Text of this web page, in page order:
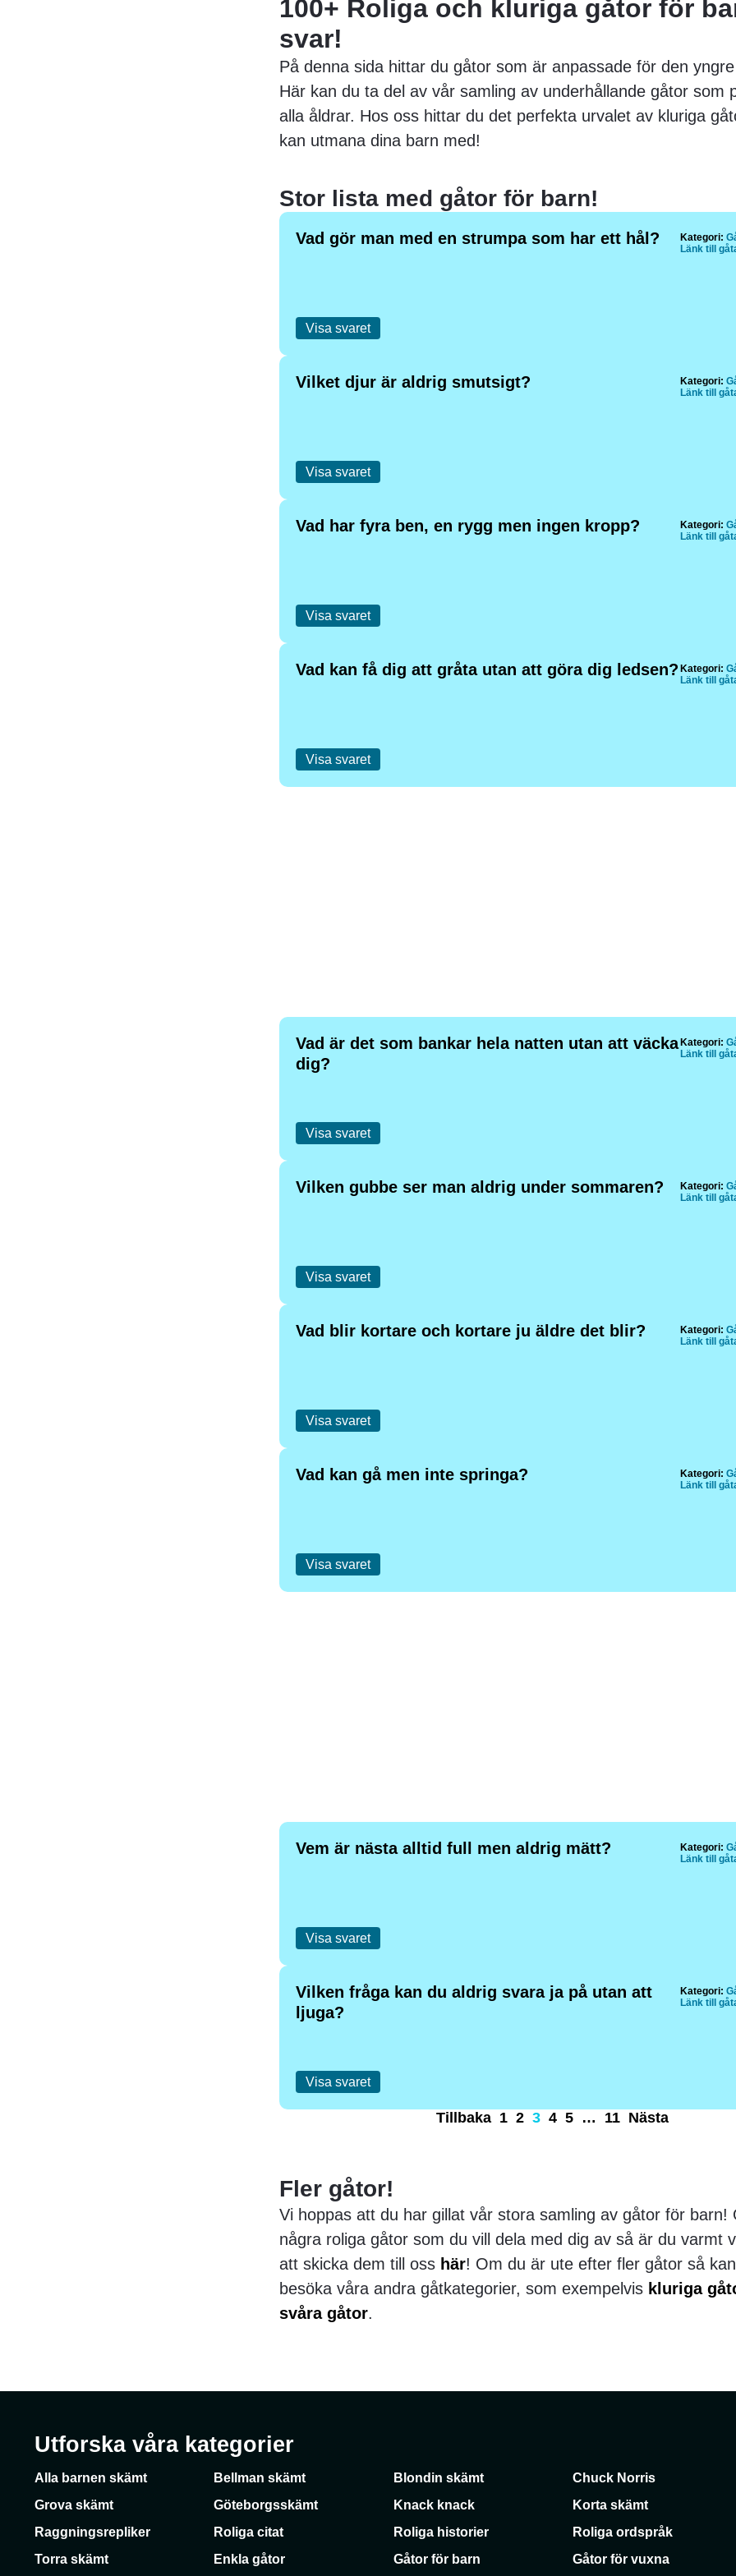
100+ Roliga och kluriga gåtor för
svar!
På denna sida hittar du gåtor som är anpassade för den
Här kan du ta del av vår samling av underhållande gåtor som
alla åldrar. Hos oss hittar du det perfekta urvalet av kluriga
kan utmana dina barn med!
Stor lista med gåtor för barn!
Vad gör man med en strumpa som har ett hål?
Visa svaret
Kategori:
Länk till
Vilket djur är aldrig smutsigt?
Visa svaret
Kategori:
Länk till
Vad har fyra ben, en rygg men ingen kropp?
Visa svaret
Kategori:
Länk till
Vad kan få dig att gråta utan att göra dig ledsen?
Visa svaret
Kategori:
Länk till
Vad är det som bankar hela natten utan att väcka
dig?
Visa svaret
Kategori:
Länk till
Vilken gubbe ser man aldrig under sommaren?
Visa svaret
Kategori:
Länk till
Vad blir kortare och kortare ju äldre det blir?
Visa svaret
Kategori:
Länk till
Vad kan gå men inte springa?
Visa svaret
Kategori:
Länk till
Vem är nästa alltid full men aldrig mätt?
Visa svaret
Kategori:
Länk till
Vilken fråga kan du aldrig svara ja på utan att
ljuga?
Visa svaret
Kategori:
Länk till
Tillbaka 1 2 3 4 5 … 11 Nästa
Fler gåtor!
Vi hoppas att du har gillat vår stora samling av gåtor för barn!
några roliga gåtor som du vill dela med dig av så är du varmt
att skicka dem till oss här! Om du är ute efter fler gåtor så
besöka våra andra gåtkategorier, som exempelvis kluriga
svåra gåtor.
Utforska våra kategorier
Alla barnen skämt Bellman skämt Blondin skämt Chuck Norris
Grova skämt
Göteborgsskämt Knack knack Korta skämt
Raggningsrepliker
Roliga citat Roliga historier Roliga ordspråk
Torra skämt
Enkla gåtor Gåtor för barn Gåtor för vuxna